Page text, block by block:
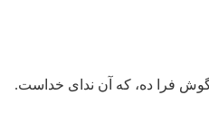
فرا ده، که آن ندای خداست.